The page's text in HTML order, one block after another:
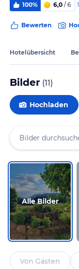
100% 6,0 / 6
Bewerten
Hotelübersicht
Bilder (11)
Hochladen
Alle Bilder
Von Gästen